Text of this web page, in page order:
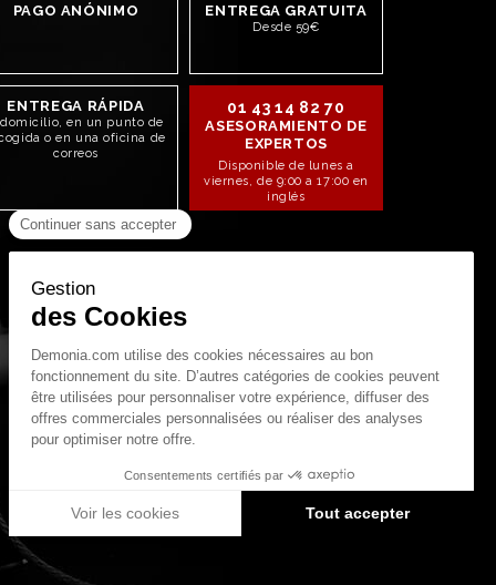
PAGO ANÓNIMO ENTREGA GRATUITA
Desde 59€
ENTREGA RÁPIDA
en un punto de
o en una oficina de
correos
01 43 14 82 70
ASESORAMIENTO DE
EXPERTOS
Disponible de lunes a
viernes, de 9:00 a 17:00 en
inglés
STAY CONNECTED!